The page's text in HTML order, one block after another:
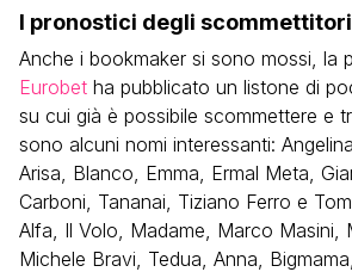
I pronostici degli
Anche i bookmaker si sono mossi, la
Eurobet ha pubblicato un listone di
su cui già è possibile scommettere e
sono alcuni nomi interessanti:
Arisa, Blanco, Emma, Ermal Meta,
Carboni, Tananai, Tiziano Ferro e
Alfa, Il Volo, Madame, Marco Masini,
Michele Bravi, Tedua, Anna,